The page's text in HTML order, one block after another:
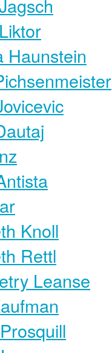
Haunstein
Knoll
Rettl
Leanse